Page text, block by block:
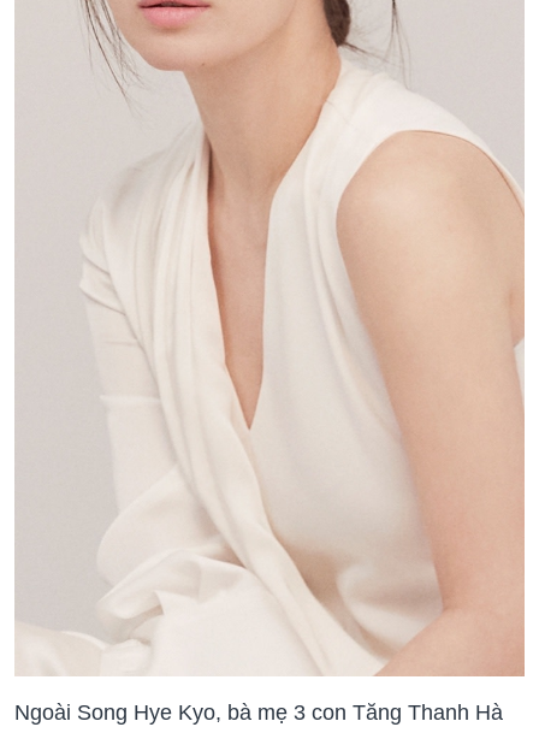
Ngoài Song Hye Kyo, bà mẹ 3 con Tăng Thanh Hà